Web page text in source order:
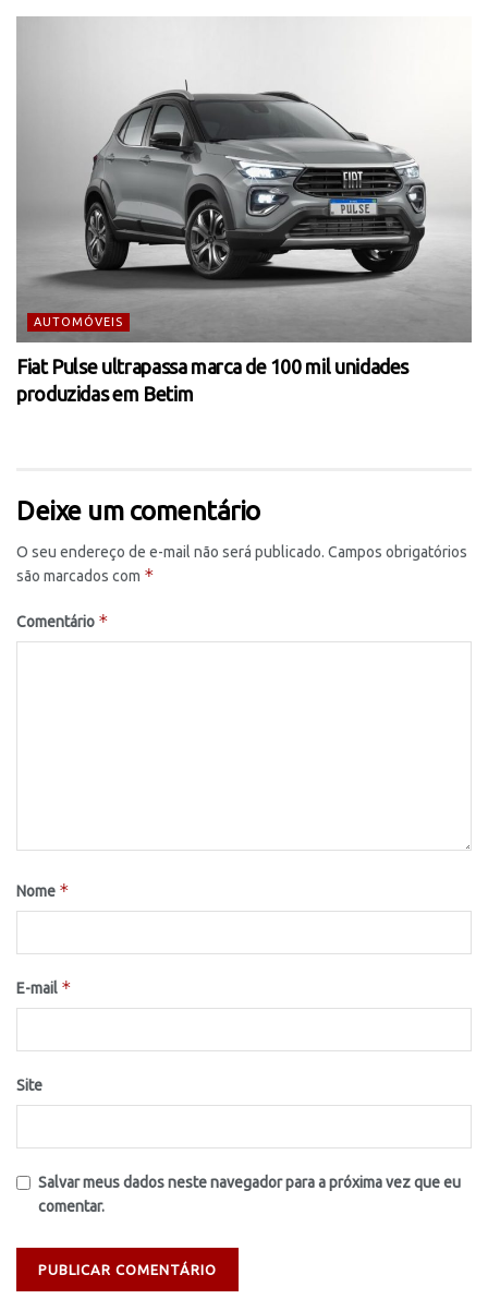
AUTOMÓVEIS
Fiat Pulse ultrapassa marca de 100 mil unidades
produzidas em Betim
Deixe um comentário
O seu endereço de e-mail não será publicado. Campos obrigatórios
são marcados com *
Comentário *
Nome *
E-mail *
Site
Salvar meus dados neste navegador para a próxima vez que eu
comentar.